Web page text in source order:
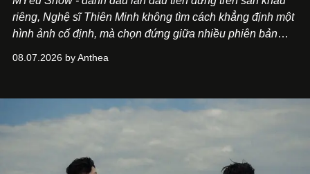
riêng, Nghệ sĩ Thiên Minh không tìm cách khẳng định một
hình ảnh cố định, mà chọn đứng giữa nhiều phiên bản
một bộ suit lụa - như một cách "take the risk" khác, ngoài
08.07.2026 by Anthea